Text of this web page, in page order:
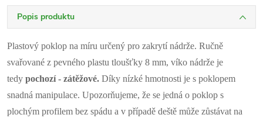
Popis produktu
Plastový poklop na míru určený pro zakrytí nádrže. Ručně
svařované z pevného plastu tloušťky 8 mm, víko nádrže je
tedy pochozí - zátěžové. Díky nízké hmotnosti je s poklopem
snadná manipulace. Upozorňujeme, že se jedná o poklop s
plochým profilem bez spádu a v případě deště může zůstávat na